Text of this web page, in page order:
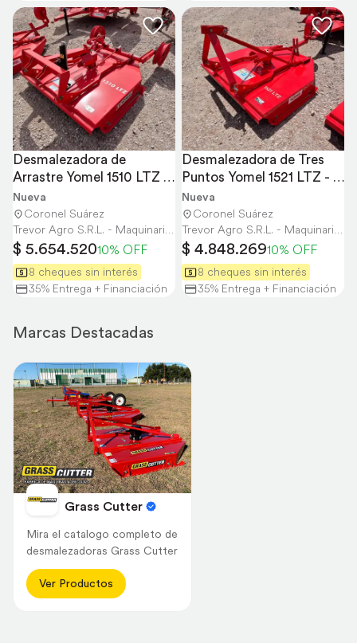
Desmalezadora de
Arrastre Yomel 1510 LTZ -
1,50 Mts
Nueva
Coronel Suárez
Trevor Agro S.R.L. - Maquinaria Agrícola y Vial
$ 5.654.52010% OFF
8 cheques sin interés
35% Entrega + Financiación
Desmalezadora de Tres
Puntos Yomel 1521 LTZ -
1,50 Mts
Nueva
Coronel Suárez
Trevor Agro S.R.L. - Maquinaria Agrícola y Vial
$ 4.848.26910% OFF
8 cheques sin interés
35% Entrega + Financiación
Marcas Destacadas
Grass Cutter
Mira el catalogo completo de
desmalezadoras Grass Cutter
Ver Productos